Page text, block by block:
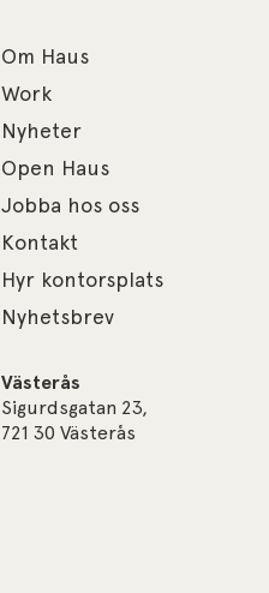
Om Haus
Work
Nyheter
Open Haus
Jobba hos oss
Kontakt
Hyr kontorsplats
Nyhetsbrev
Västerås
Sigurdsgatan 23,
721 30 Västerås